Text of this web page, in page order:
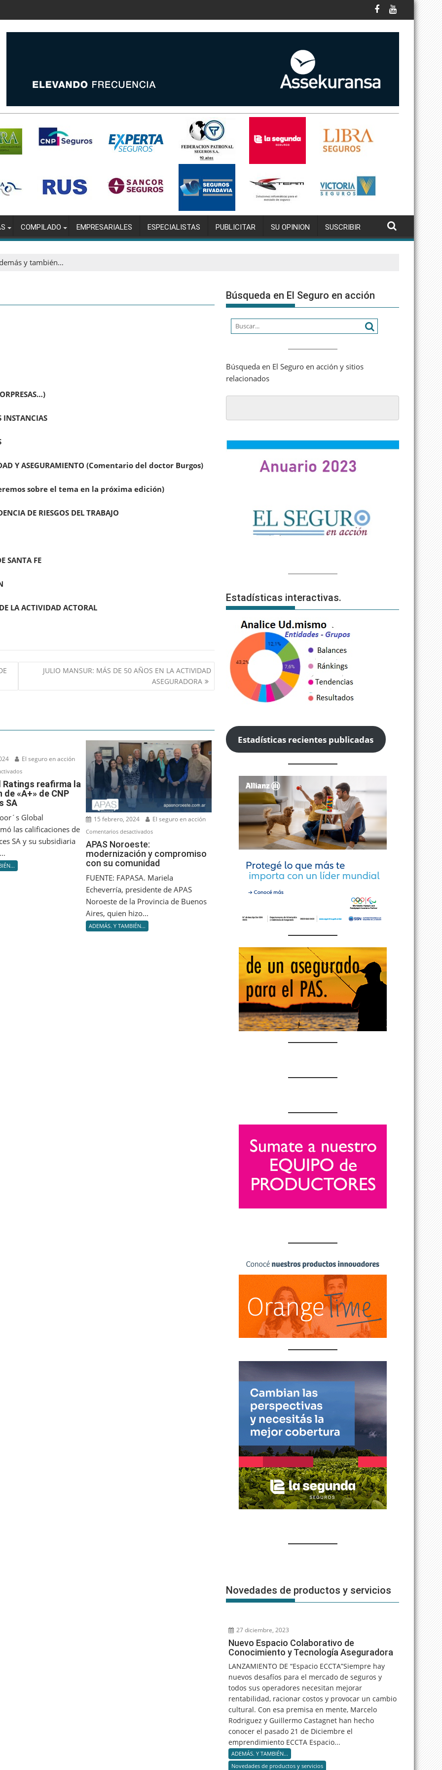
COMPILADO EMPRESARIALES ESPECIALISTAS PUBLICITAR SU OPINION SUSCRIBIR
y también…
INSTANCIAS
Y ASEGURAMIENTO (Comentario del doctor Burgos)
sobre el tema en la próxima edición)
DE RIESGOS DEL TRABAJO
SANTA FE
LA ACTIVIDAD ACTORAL
JULIO MANSUR: MÁS DE 50 AÑOS EN LA ACTIVIDAD
ASEGURADORA
El seguro en acción
en
S&P
Global
reafirma
de
Ratings reafirma la
«A+» de CNP
SA
Global
las calificaciones de
SA y su subsidiaria
15 febrero, 2024 El seguro en acción
Comentarios desactivadosen
Noroeste:
modernización
y
compromiso
su
APAS Noroeste:
modernización y compromiso
con su comunidad
FUENTE: FAPASA. Mariela
Echeverría, presidente de APAS
Noroeste de la Provincia de Buenos
Aires, quien hizo...
ADEMÁS. Y TAMBIÉN...
Búsqueda en El Seguro en acción
Búsqueda en El Seguro en acción y sitios
relacionados
Estadísticas interactivas.
Estadísticas recientes publicadas
Novedades de productos y servicios
27 diciembre, 2023
Nuevo Espacio Colaborativo de
Conocimiento y Tecnología Aseguradora
LANZAMIENTO DE “Espacio ECCTA”Siempre hay
nuevos desafíos para el mercado de seguros y
todos sus operadores necesitan mejorar
rentabilidad, racionar costos y provocar un cambio
cultural. Con esa premisa en mente, Marcelo
Rodriguez y Guillermo Castagnet han hecho
conocer el pasado 21 de Diciembre el
emprendimiento ECCTA Espacio...
ADEMÁS. Y TAMBIÉN...
Novedades de productos y servicios